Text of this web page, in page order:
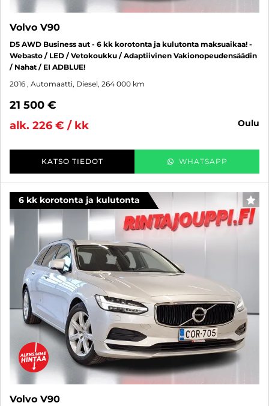
Volvo V90
D5 AWD Business aut - 6 kk korotonta ja kulutonta maksuaikaa! -
Webasto / LED / Vetokoukku / Adaptiivinen Vakionopeudensäädin
/ Nahat / EI ADBLUE!
2016 , Automaatti, Diesel, 264 000 km
21 500 €
alk. 226 € / kk
oulu
KATSO TIEDOT WHATSAPP
6 kk korotonta ja kulutonta
Volvo V90